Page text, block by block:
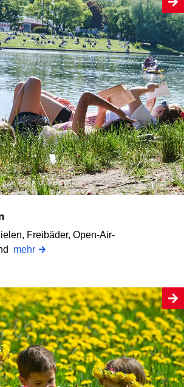
Freibäder, Open-Air-
mehr